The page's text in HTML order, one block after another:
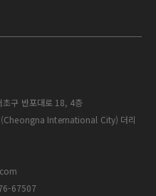
구 반포대로 18, 4층
(Cheongna International City) 더리
67507